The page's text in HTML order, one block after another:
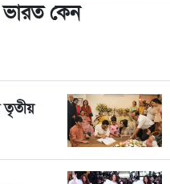
ভারত কেন
তৃতীয়